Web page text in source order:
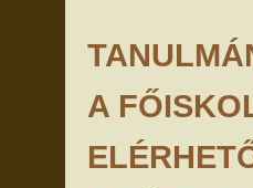
A